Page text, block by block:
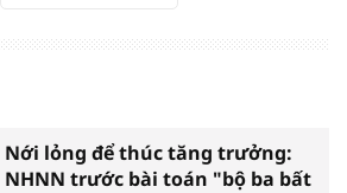
Nới lỏng để thúc tăng trưởng:
NHNN trước bài toán "bộ ba bất